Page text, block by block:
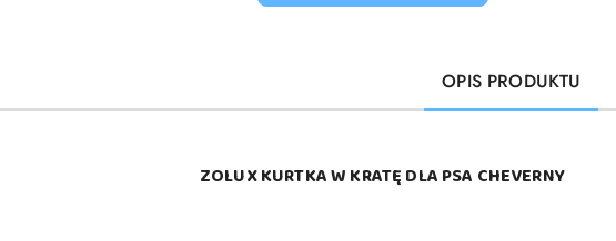
OPIS PRODUKTU
ZOLUX KURTKA W KRATĘ DLA PSA CHEVERNY